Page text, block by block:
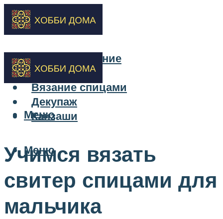
Бисероплетение
Вышивка
Вязание спицами
Декупаж
Канзаши
Меню
Меню
Учимся вязать
свитер спицами для
мальчика